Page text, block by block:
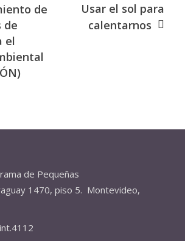
de
de
el
Usar el sol para
calentarnos
de Pequeñas
1470, piso 5. Montevideo,